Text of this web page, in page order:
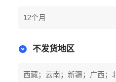
12个月
不发货地区
西藏；云南；新疆；广西；